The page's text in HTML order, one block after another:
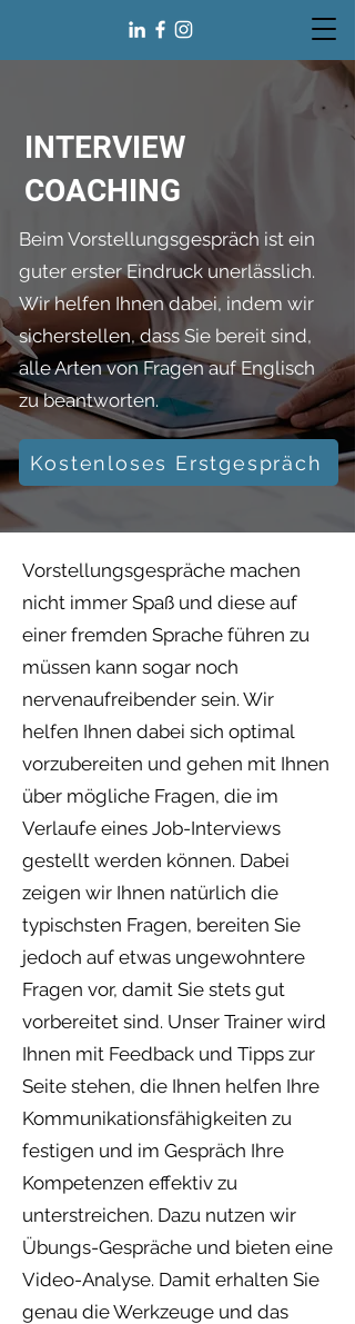
INTERVIEW
COACHING
Beim Vorstellungsgespräch ist ein
guter erster Eindruck unerlässlich.
Wir helfen Ihnen dabei, indem wir
sicherstellen, dass Sie bereit sind,
alle Arten von Fragen auf Englisch
zu beantworten.
Kostenloses Erstgespräch
Vorstellungsgespräche machen
nicht immer Spaß und diese auf
einer fremden Sprache führen zu
müssen kann sogar noch
nervenaufreibender sein. Wir
helfen Ihnen dabei sich optimal
vorzubereiten und gehen mit Ihnen
über mögliche Fragen, die im
Verlaufe eines Job-Interviews
gestellt werden können. Dabei
zeigen wir Ihnen natürlich die
typischsten Fragen, bereiten Sie
jedoch auf etwas ungewohntere
Fragen vor, damit Sie stets gut
vorbereitet sind. Unser Trainer wird
Ihnen mit Feedback und Tipps zur
Seite stehen, die Ihnen helfen Ihre
Kommunikationsfähigkeiten zu
festigen und im Gespräch Ihre
Kompetenzen effektiv zu
unterstreichen. Dazu nutzen wir
Übungs-Gespräche und bieten eine
Video-Analyse. Damit erhalten Sie
genau die Werkzeuge und das